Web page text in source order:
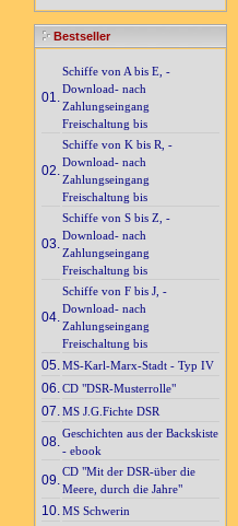
Bestseller
01.
Schiffe von A bis E, -
Download- nach
Zahlungseingang
Freischaltung bis
02.
Schiffe von K bis R, -
Download- nach
Zahlungseingang
Freischaltung bis
03.
Schiffe von S bis Z, -
Download- nach
Zahlungseingang
Freischaltung bis
04.
Schiffe von F bis J, -
Download- nach
Zahlungseingang
Freischaltung bis
05. MS-Karl-Marx-Stadt - Typ IV
06. CD "DSR-Musterrolle"
07. MS J.G.Fichte DSR
08.
Geschichten aus der Backskiste
- ebook
09.
CD "Mit der DSR-über die
Meere, durch die Jahre"
10. MS Schwerin